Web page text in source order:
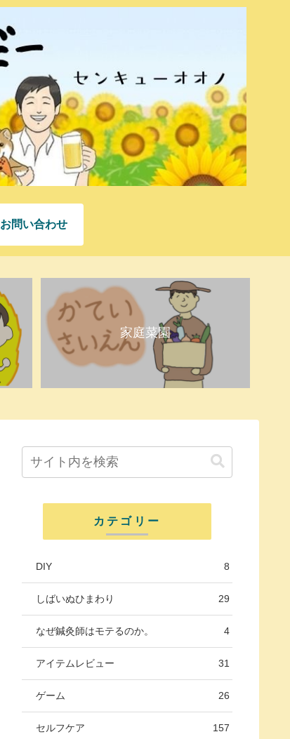
お問い合わせ
家庭菜園
カテゴリー
DIY 8
しばいぬひまわり 29
なぜ鍼灸師はモテるのか。 4
アイテムレビュー 31
ゲーム 26
セルフケア 157